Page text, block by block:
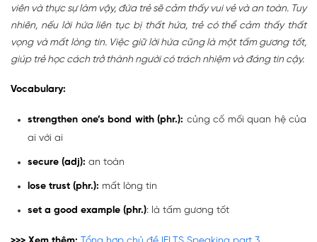
viên và thực sự làm vậy, đứa trẻ sẽ cảm thấy vui vẻ và an toàn. Tuy
nhiên, nếu lời hứa liên tục bị thất hứa, trẻ có thể cảm thấy thất
vọng và mất lòng tin. Việc giữ lời hứa cũng là một tấm gương tốt,
giúp trẻ học cách trở thành người có trách nhiệm và đáng tin cậy.
Vocabulary:
strengthen one’s bond with (phr.): củng cố mối quan hệ của
ai với ai
secure (adj): an toàn
lose trust (phr.): mất lòng tin
set a good example (phr.): là tấm gương tốt